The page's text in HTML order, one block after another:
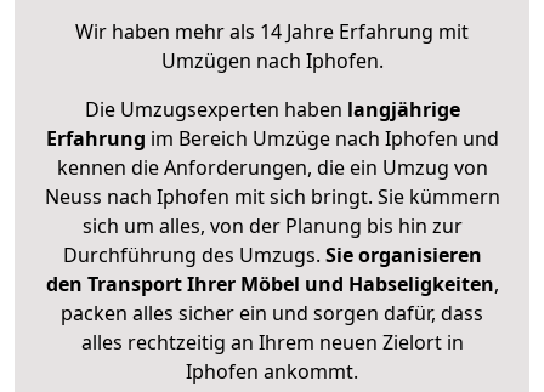
Wir haben mehr als 14 Jahre Erfahrung mit
Umzügen nach Iphofen.
Die Umzugsexperten haben langjährige
Erfahrung im Bereich Umzüge nach Iphofen und
kennen die Anforderungen, die ein Umzug von
Neuss nach Iphofen mit sich bringt. Sie kümmern
sich um alles, von der Planung bis hin zur
Durchführung des Umzugs. Sie organisieren
den Transport Ihrer Möbel und Habseligkeiten,
packen alles sicher ein und sorgen dafür, dass
alles rechtzeitig an Ihrem neuen Zielort in
Iphofen ankommt.